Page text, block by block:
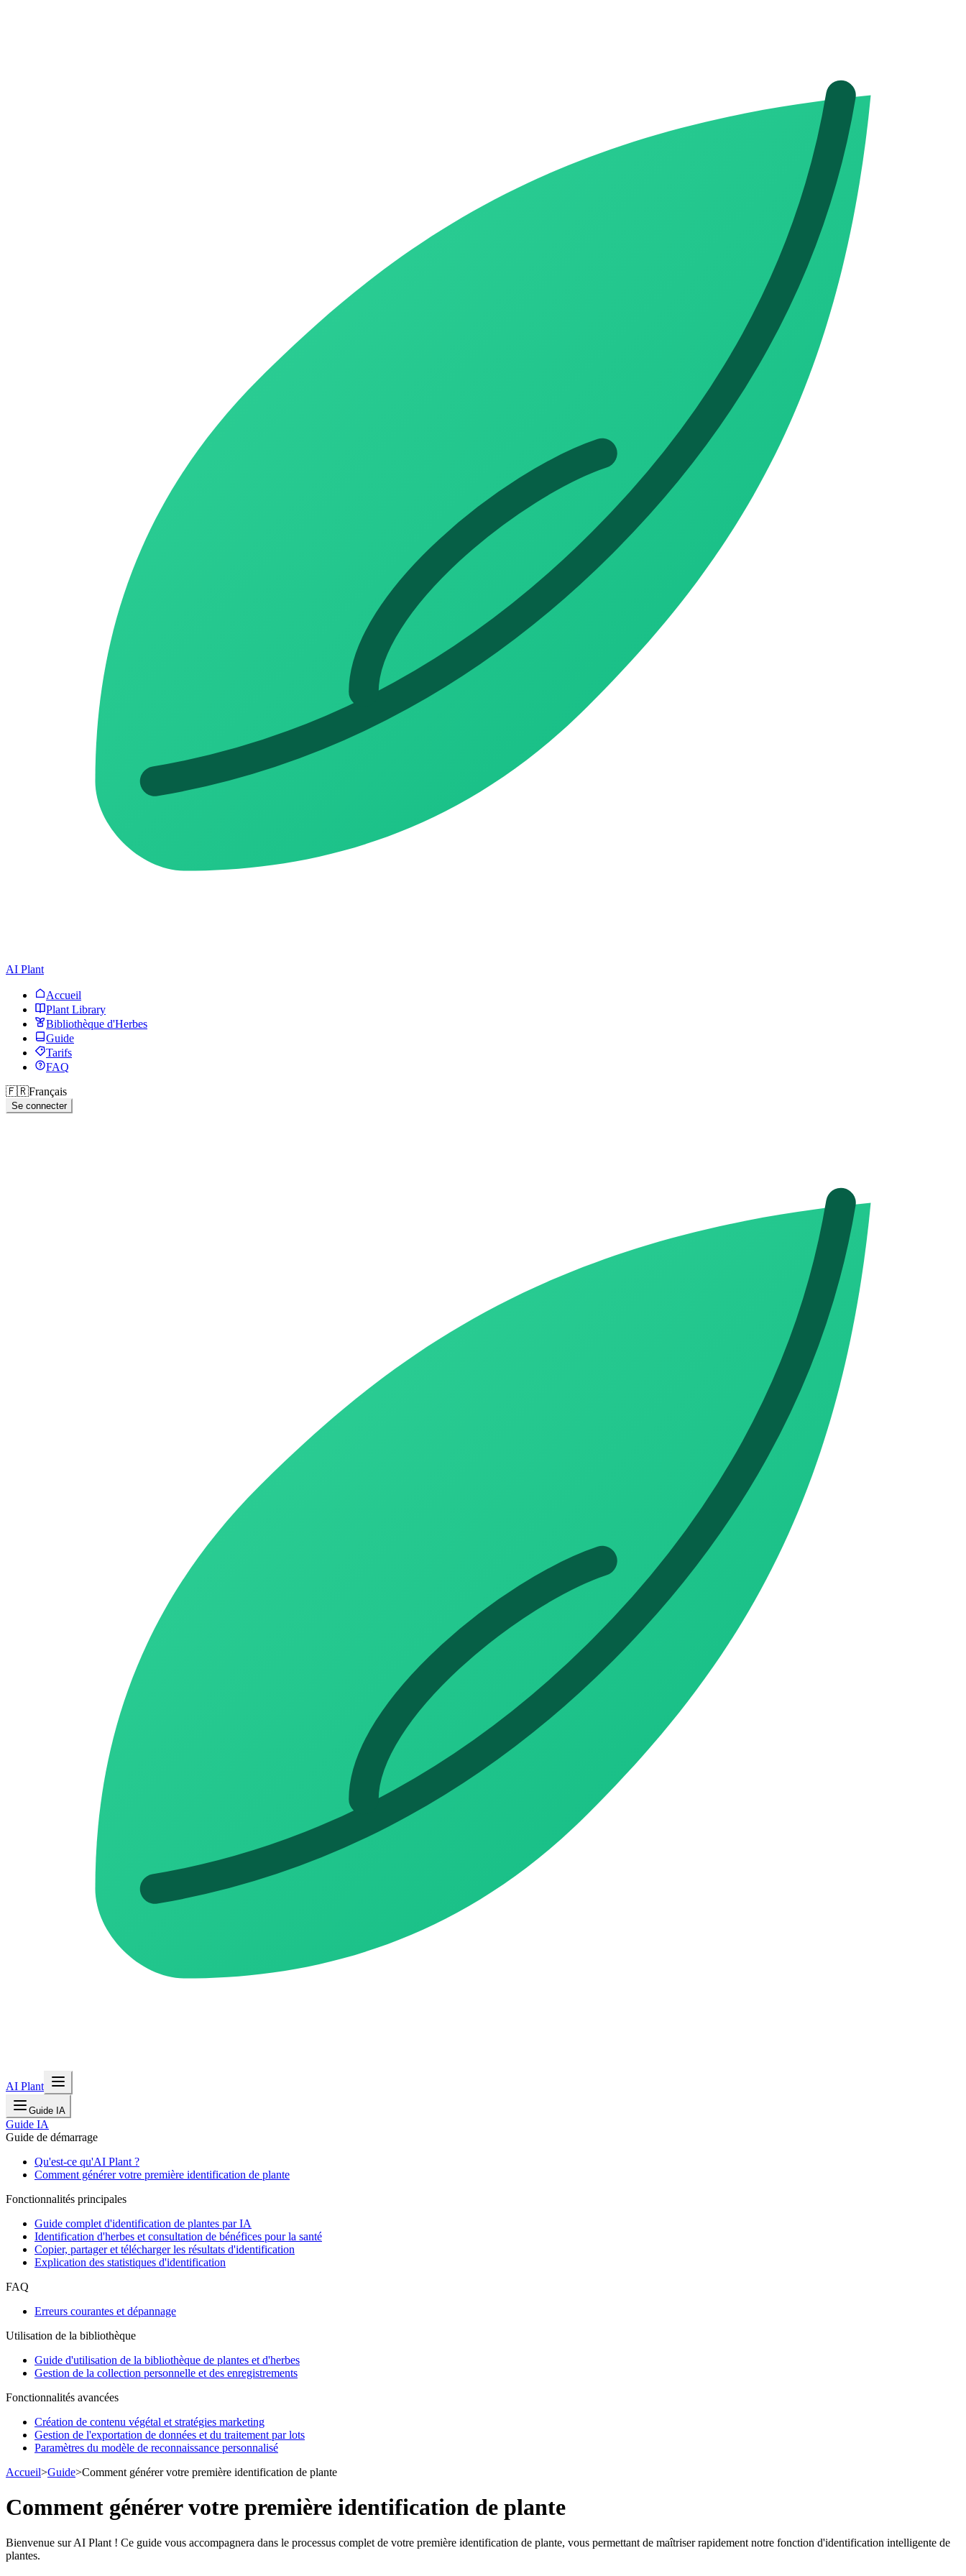
AI Plant
Accueil
Plant Library
Bibliothèque d'Herbes
Guide
Tarifs
FAQ
🇫🇷Français
Se connecter
AI Plant
Guide IA
Guide IA
Guide de démarrage
Qu'est-ce qu'AI Plant ?
Comment générer votre première identification de plante
Fonctionnalités principales
Guide complet d'identification de plantes par IA
Identification d'herbes et consultation de bénéfices pour la santé
Copier, partager et télécharger les résultats d'identification
Explication des statistiques d'identification
FAQ
Erreurs courantes et dépannage
Utilisation de la bibliothèque
Guide d'utilisation de la bibliothèque de plantes et d'herbes
Gestion de la collection personnelle et des enregistrements
Fonctionnalités avancées
Création de contenu végétal et stratégies marketing
Gestion de l'exportation de données et du traitement par lots
Paramètres du modèle de reconnaissance personnalisé
Accueil>Guide>Comment générer votre première identification de plante
Comment générer votre première identification de plante
Bienvenue sur AI Plant ! Ce guide vous accompagnera dans le processus complet de votre première identification de plante, vous permettant de maîtriser rapidement notre fonction d'identification intelligente de
plantes.